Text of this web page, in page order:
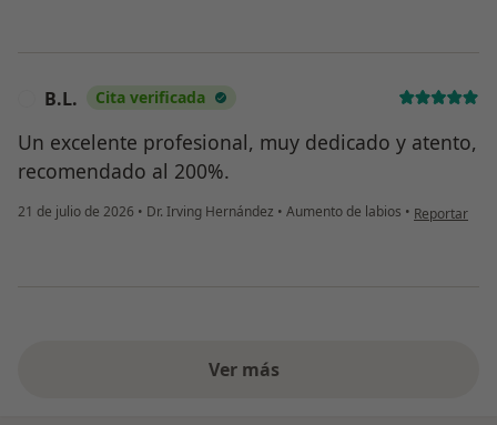
B.L. Cita verificada
Un excelente profesional, muy dedicado y atento,
recomendado al 200%.
21 de julio de 2026 • Dr. Irving Hernández • Aumento de labios • en opinión
Reportar
Ver más